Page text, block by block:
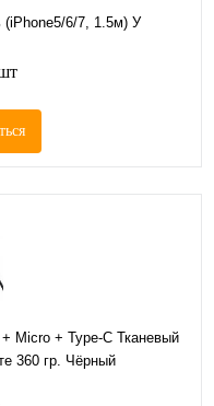
(iPhone5/6/7, 1.5м) У
Micro + Type-C Тканевый
360 гр. Чёрный